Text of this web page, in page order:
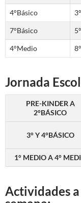
4°Básico
7°Básico
4°Medio
Jornada
PRE-KINDER A
2°BÁSICO
3° Y 4°BÁSICO
1° MEDIO A 4°
Actividades